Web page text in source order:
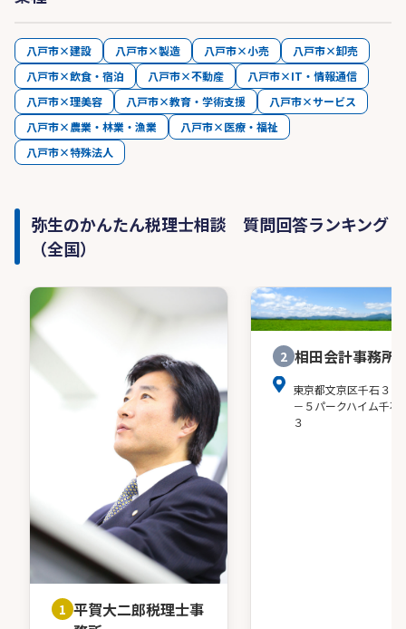
八戸市×建設 八戸市×製造 八戸市×小売
八戸市×卸売
八戸市×飲食・宿泊
八戸市×不動産
八戸市×IT・情報通信
八戸市×理美容
八戸市×教育・学術支援
八戸市×サービス
八戸市×農業・林業・漁業
八戸市×医療・福祉
八戸市×特殊法人
弥生のかんたん税理士相談 質問回答ランキング
（全国）
1 平賀大二郎税理士事
2 相田会計事務所
東京都文京区千石３－
－５パークハイム千石
３